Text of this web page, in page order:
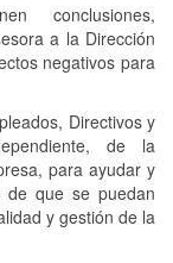
conclusiones,
a la Dirección
negativos para
Directivos y
de la
para ayudar y
de que se puedan
y gestión de la